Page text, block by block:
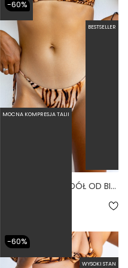
BESTSELLER
-60%
CLASSIC TIGRA - DÓŁ OD BIKINI WIĄZANY PRINT
MOCNA KOMPRESJA TALII
WYSOKI STAN
-60%